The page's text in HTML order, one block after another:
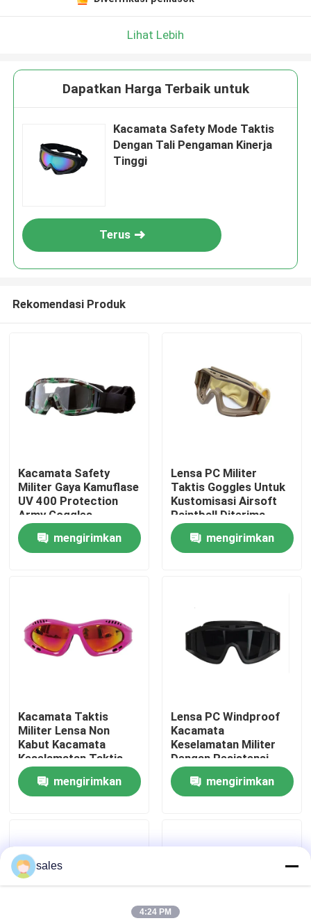
Rumah
Tur Pabrik
Berita
kasus
Anti Fog Kolam Goggles
Kacamata Safety Goggles
Lihat Lebih
Dapatkan Harga Terbaik untuk
Kacamata Safety Mode Taktis
Dengan Tali Pengaman Kinerja
Tinggi
Terus
Rekomendasi Produk
Kacamata Safety
Militer Gaya Kamuflase
UV 400 Protection
Army Goggles
mengirimkan
Lensa PC Militer
Taktis Goggles Untuk
Kustomisasi Airsoft
Paintball Diterima
mengirimkan
Kacamata Taktis
Militer Lensa Non
Kabut Kacamata
Keselamatan Taktis
Yang Nyaman
mengirimkan
Lensa PC Windproof
Kacamata
Keselamatan Militer
Dengan Resistensi
Dampak Tinggi
mengirimkan
sales
4:24 PM